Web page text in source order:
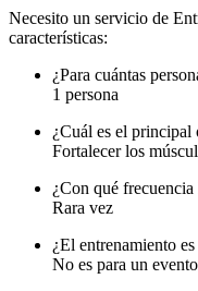
Necesito un servicio de
características:
¿Para cuántas
1 persona
¿Cuál es el principal
Fortalecer los
¿Con qué
Rara vez
¿El entrenamiento
No es para un